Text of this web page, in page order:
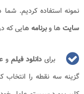
نمونه استفاده کردیم.
سایت ها وبرنامه هایی که
برایدانلود فیلمو
گزینه سه نقطه را